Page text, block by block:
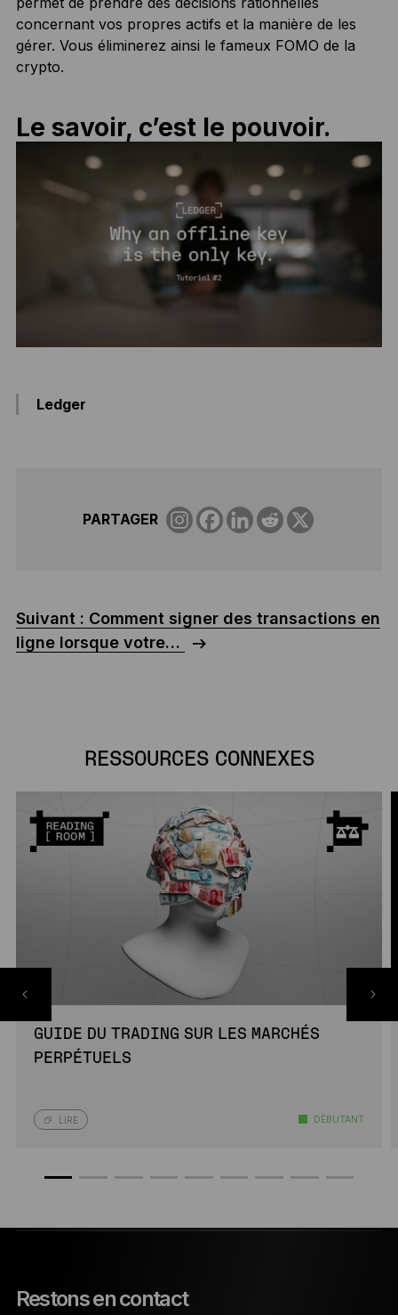
concernant vos propres actifs et la manière de les
gérer. Vous éliminerez ainsi le fameux FOMO de la
crypto.
Le savoir, c’est le pouvoir.
Ledger
PARTAGER
Suivant : Comment signer des transactions en
ligne lorsque votre…
RESSOURCES CONNEXES
GUIDE DU TRADING SUR LES MARCHÉS
PERPÉTUELS
LIRE DÉBUTANT
Restons en contact